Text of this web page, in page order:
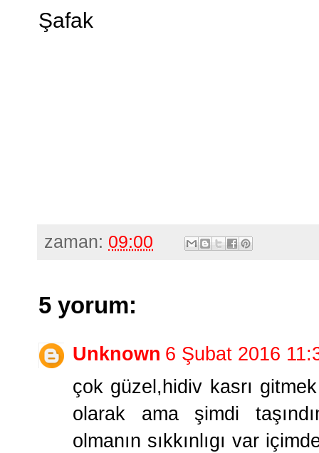
Şafak
zaman: 09:00
5 yorum:
Unknown 6 Şubat 2016
çok güzel,hidiv kasrı
olarak ama şimdi
olmanın sıkkınlıgı var